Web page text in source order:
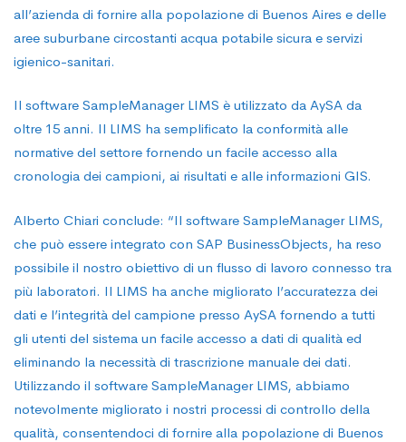
all’azienda di fornire alla popolazione di Buenos Aires e delle
aree suburbane circostanti acqua potabile sicura e servizi
igienico-sanitari.
Il software SampleManager LIMS è utilizzato da AySA da
oltre 15 anni. Il LIMS ha semplificato la conformità alle
normative del settore fornendo un facile accesso alla
cronologia dei campioni, ai risultati e alle informazioni GIS.
Alberto Chiari conclude: “Il software SampleManager LIMS,
che può essere integrato con SAP BusinessObjects, ha reso
possibile il nostro obiettivo di un flusso di lavoro connesso tra
più laboratori. Il LIMS ha anche migliorato l’accuratezza dei
dati e l’integrità del campione presso AySA fornendo a tutti
gli utenti del sistema un facile accesso a dati di qualità ed
eliminando la necessità di trascrizione manuale dei dati.
Utilizzando il software SampleManager LIMS, abbiamo
notevolmente migliorato i nostri processi di controllo della
qualità, consentendoci di fornire alla popolazione di Buenos